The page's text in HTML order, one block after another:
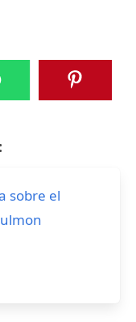
sobre el